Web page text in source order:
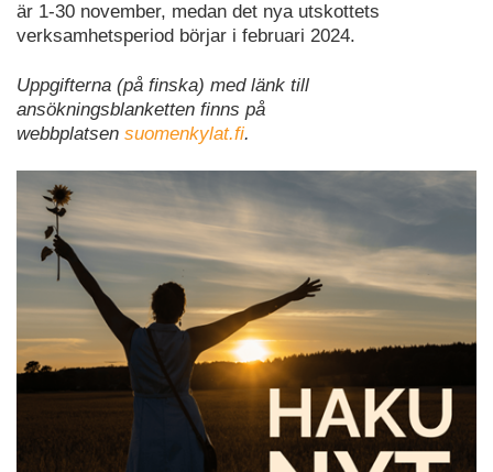
är 1-30 november, medan det nya utskottets
verksamhetsperiod börjar i februari 2024.
Uppgifterna (på finska) med länk till
ansökningsblanketten finns på
webbplatsen suomenkylat.fi.